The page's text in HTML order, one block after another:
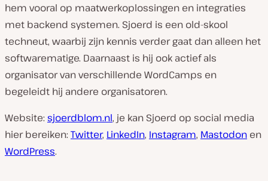
hem vooral op maatwerkoplossingen en integraties
met backend systemen. Sjoerd is een old-skool
techneut, waarbij zijn kennis verder gaat dan alleen het
softwarematige. Daarnaast is hij ook actief als
organisator van verschillende WordCamps en
begeleidt hij andere organisatoren.
Website: sjoerdblom.nl, je kan Sjoerd op social media
hier bereiken: Twitter, LinkedIn, Instagram, Mastodon en
WordPress.